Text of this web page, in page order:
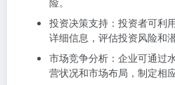
投资决策支持：投资者可利
详细信息，评估投资风险和潜
市场竞争分析：企业可通过
营状况和市场布局，制定相